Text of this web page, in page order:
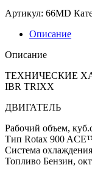
Артикул: 66MD
Описание
Описание
ТЕХНИЧЕСКИЕ
IBR TRIXX
ДВИГАТЕЛЬ
Рабочий объем,
Тип Rotax 900
Система
Топливо Бензин,